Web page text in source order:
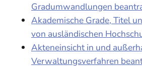
Gradumwandlungen
Akademische Grade, Titel
von ausländischen
Akteneinsicht in und
Verwaltungsverfahren